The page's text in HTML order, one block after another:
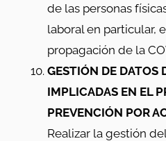
de las personas
laboral en particular,
propagación de la
GESTIÓN DE DATOS
IMPLICADAS EN EL
PREVENCIÓN POR
Realizar la gestión